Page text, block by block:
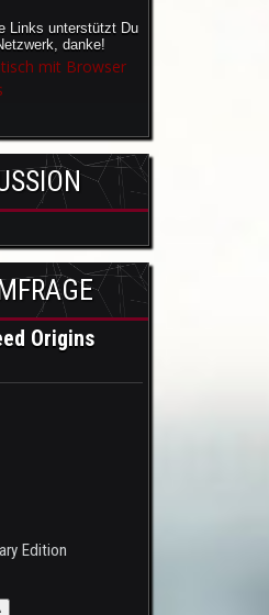
Links unterstützt Du
danke!
mit Browser
Origins
Edition